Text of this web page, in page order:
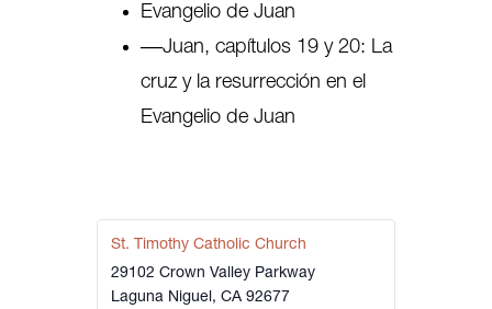
Evangelio de Juan
‒‒Juan, capítulos 19 y 20: La
cruz y la resurrección en el
Evangelio de Juan
St. Timothy Catholic Church
29102 Crown Valley Parkway
Laguna Niguel, CA 92677